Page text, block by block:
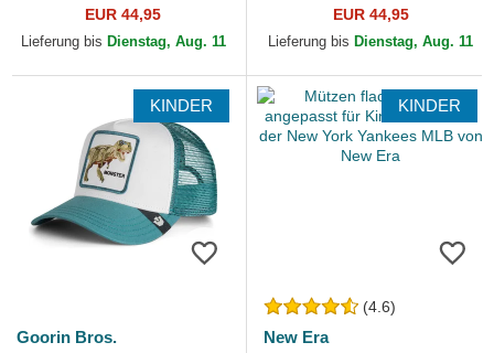
Goorin Bros.EUR 44,95
Lieferung bis Dienstag, Aug. 11
Eagle The Farm Goorin Bros.
EUR 44,95
Lieferung bis Dienstag, Aug. 11
KINDER
Goorin Bros.
KINDER
(4.6)
New Era